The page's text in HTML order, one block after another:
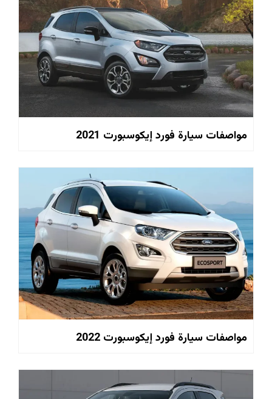
مواصفات سيارة فورد إيكوسبورت 2021
مواصفات سيارة فورد إيكوسبورت 2022